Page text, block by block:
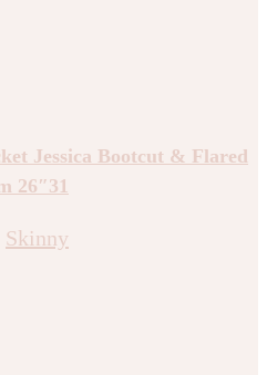
Jessica Bootcut & Flared
26″31
Skinny